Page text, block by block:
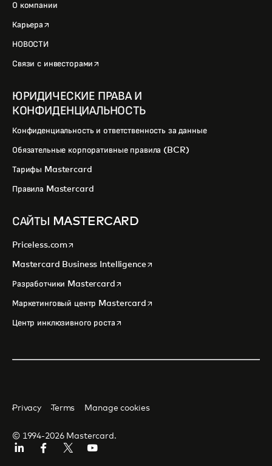
О компании
Карьера opens in a new tab
НОВОСТИ
Связи с инвесторами opens in a new tab
ЮРИДИЧЕСКИЕ ПРАВА И
КОНФИДЕНЦИАЛЬНОСТЬ
Конфиденциальность и ответственность за данные
Обязательные корпоративные правила (BCR)
Тарифы Mastercard
Правила Mastercard
САЙТЫ MASTERCARD
Priceless.comopens in a new tab
Mastercard Business Intelligenceopens in a new tab
Разработчики Mastercardopens in a new tab
Маркетинговый центр Mastercardopens in a new tab
Центр инклюзивного ростаopens in a new tab
© 1994-2026 Mastercard.
Privacy Terms Manage cookies